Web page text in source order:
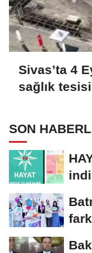
Sivas’ta 4
sağlık
SON